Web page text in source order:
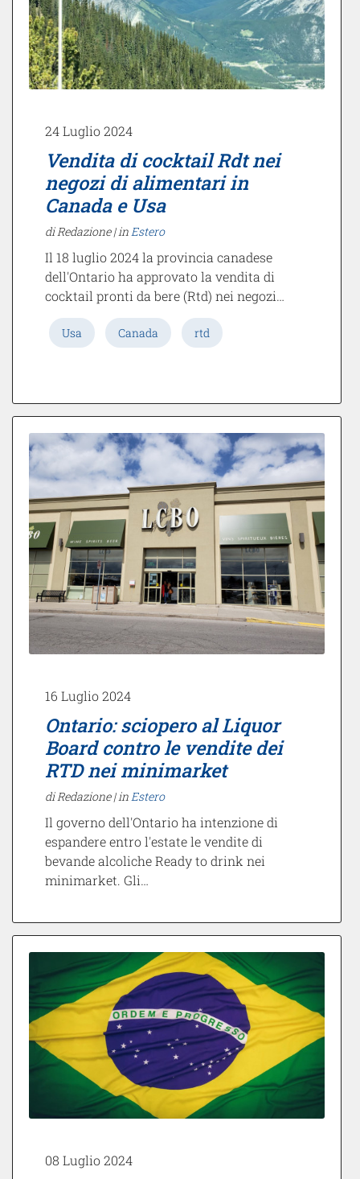
24 Luglio 2024
Vendita di cocktail Rdt nei
negozi di alimentari in
Canada e Usa
di Redazione | in Estero
Il 18 luglio 2024 la provincia canadese
dell'Ontario ha approvato la vendita di
cocktail pronti da bere (Rtd) nei negozi…
Usa Canada rtd
16 Luglio 2024
Ontario: sciopero al Liquor
Board contro le vendite dei
RTD nei minimarket
di Redazione |inEstero
Il governo dell'Ontario ha intenzione di
espandere entro l'estate le vendite di
bevande alcoliche Ready to drink nei
minimarket. Gli…
08 Luglio 2024